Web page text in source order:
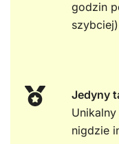
godzin
Jedyny
nigdzie